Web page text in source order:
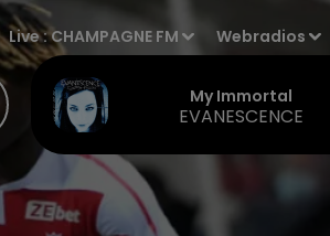
Live :CHAMPAGNE FM Webradios
My Immortal
EVANESCENCE